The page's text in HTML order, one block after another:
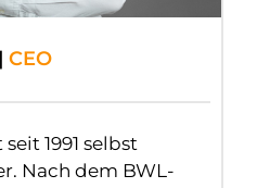
CEO
1991 selbst
Nach dem BWL-